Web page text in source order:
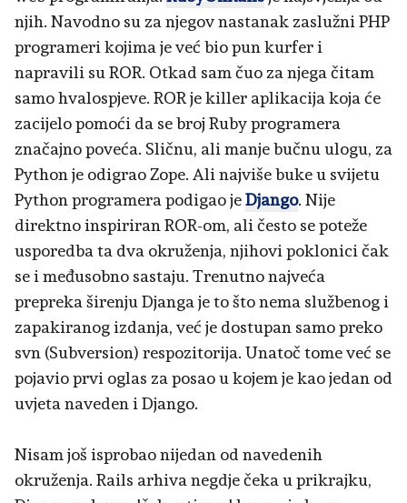
njih. Navodno su za njegov nastanak zaslužni PHP
programeri kojima je već bio pun kurfer i
napravili su ROR. Otkad sam čuo za njega čitam
samo hvalospjeve. ROR je killer aplikacija koja će
zacijelo pomoći da se broj Ruby programera
značajno poveća. Sličnu, ali manje bučnu ulogu, za
Python je odigrao Zope. Ali najviše buke u svijetu
Python programera podigao jeDjango. Nije
direktno inspiriran ROR-om, ali često se poteže
usporedba ta dva okruženja, njihovi poklonici čak
se i međusobno sastaju. Trenutno najveća
prepreka širenju Djanga je to što nema službenog i
zapakiranog izdanja, već je dostupan samo preko
svn (Subversion) respozitorija. Unatoč tome već se
pojavio prvi oglas za posao u kojem je kao jedan od
uvjeta naveden i Django.
Nisam još isprobao nijedan od navedenih
okruženja. Rails arhiva negdje čeka u prikrajku,